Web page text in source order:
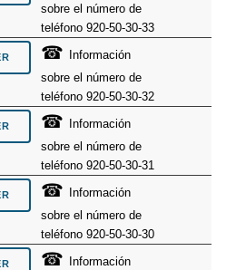
sobre el número de
teléfono 920-50-30-33
☎ Información
sobre el número de
teléfono 920-50-30-32
☎ Información
sobre el número de
teléfono 920-50-30-31
☎ Información
sobre el número de
teléfono 920-50-30-30
☎ Información